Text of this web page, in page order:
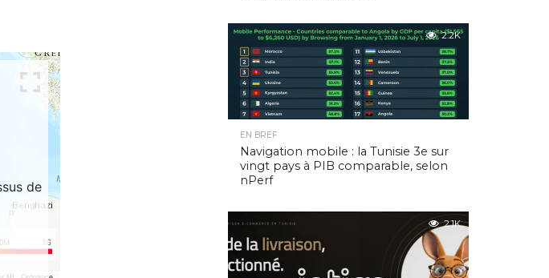
2.2K
EN BREF
Navigation mobile : la Tunisie 3e sur
vingt pays à PIB comparable, selon
nPerf
2.1K